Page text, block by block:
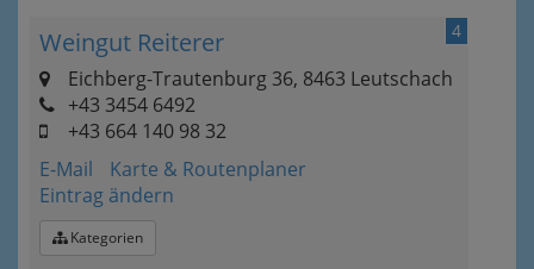
4
Weingut Reiterer
Eichberg-Trautenburg 36, 8463 Leutschach
+43 3454 6492
+43 664 140 98 32
E-Mail
Karte & Routenplaner
Eintrag ändern
Kategorien